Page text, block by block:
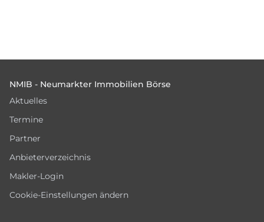
NMIB - Neumarkter Immobilien Börse
Aktuelles
Termine
Partner
Anbieterverzeichnis
Makler-Login
Cookie-Einstellungen ändern